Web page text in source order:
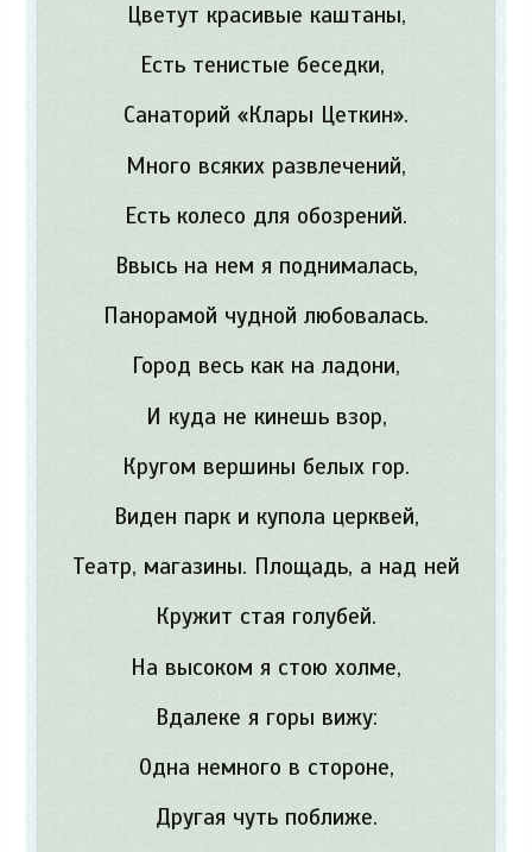
Цветут красивые каштаны,
Есть тенистые беседки,
Санаторий «Клары Цеткин».
Много всяких развлечений,
Есть колесо для обозрений.
Ввысь на нем я поднималась,
Панорамой чудной любовалась.
Город весь как на ладони,
И куда не кинешь взор,
Кругом вершины белых гор.
Виден парк и купола церквей,
Театр, магазины. Площадь, а над ней
Кружит стая голубей.
На высоком я стою холме,
Вдалеке я горы вижу:
Одна немного в стороне,
Другая чуть поближе.